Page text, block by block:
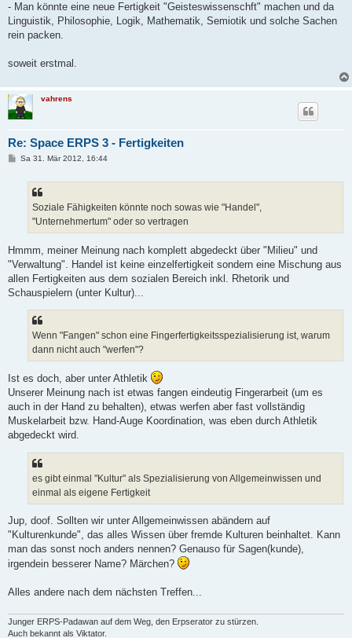
- Man könnte eine neue Fertigkeit "Geisteswissenschft" machen und da
Linguistik, Philosophie, Logik, Mathematik, Semiotik und solche Sachen
rein packen.
soweit erstmal.
vahrens
Re: Space ERPS 3 - Fertigkeiten
BSa 31. Mär 2012, 16:44
Soziale Fähigkeiten könnte noch sowas wie "Handel",
"Unternehmertum" oder so vertragen
Hmmm, meiner Meinung nach komplett abgedeckt über "Milieu" und
"Verwaltung". Handel ist keine einzelfertigkeit sondern eine Mischung aus
allen Fertigkeiten aus dem sozialen Bereich inkl. Rhetorik und
Schauspielern (unter Kultur)...
Wenn "Fangen" schon eine Fingerfertigkeitsspezialisierung ist, warum
dann nicht auch "werfen"?
Ist es doch, aber unter Athletik
Unserer Meinung nach ist etwas fangen eindeutig Fingerarbeit (um es
auch in der Hand zu behalten), etwas werfen aber fast vollständig
Muskelarbeit bzw. Hand-Auge Koordination, was eben durch Athletik
abgedeckt wird.
es gibt einmal "Kultur" als Spezialisierung von Allgemeinwissen und
einmal als eigene Fertigkeit
Jup, doof. Sollten wir unter Allgemeinwissen abändern auf
"Kulturenkunde", das alles Wissen über fremde Kulturen beinhaltet. Kann
man das sonst noch anders nennen? Genauso für Sagen(kunde),
irgendein besserer Name? Märchen?
Alles andere nach dem nächsten Treffen...
Junger ERPS-Padawan auf dem Weg, den Erpserator zu stürzen.
Auch bekannt als Viktator.